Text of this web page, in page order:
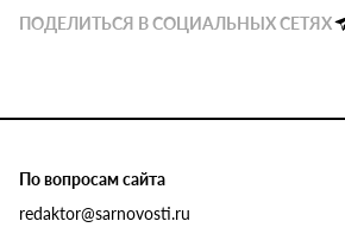
ПОДЕЛИТЬСЯ В СОЦИАЛЬНЫХ СЕТЯХ
По вопросам сайта
redaktor@sarnovosti.ru